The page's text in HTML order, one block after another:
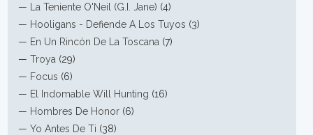
—
La Teniente O'Neil (G.I. Jane) (4)
— Hooligans - Defiende A Los Tuyos (3)
— En Un Rincón De La Toscana (7)
—Troya (29)
— Focus (6)
— El Indomable Will Hunting (16)
— Hombres De Honor (6)
—Yo Antes De Ti (38)